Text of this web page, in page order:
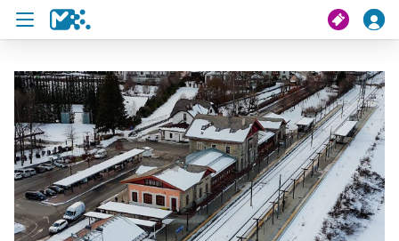
search
My journey
Tickets
U19 Pass